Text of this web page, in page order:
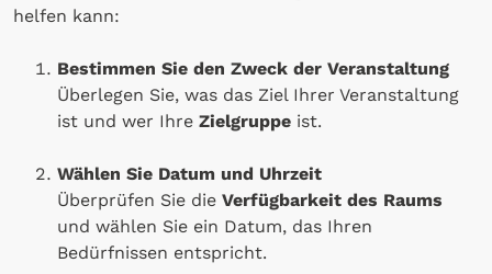
helfen kann:
Bestimmen Sie den Zweck der Veranstaltung
Überlegen Sie, was das Ziel Ihrer Veranstaltung
ist und wer Ihre Zielgruppe ist.
Wählen Sie Datum und Uhrzeit
Überprüfen Sie die Verfügbarkeit des Raums
und wählen Sie ein Datum, das Ihren
Bedürfnissen entspricht.